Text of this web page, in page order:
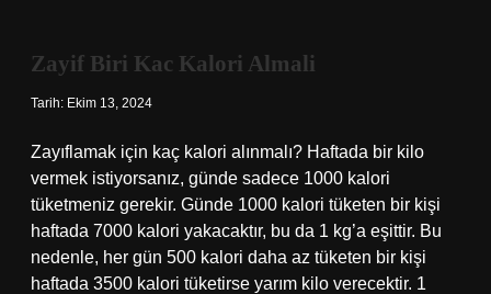
Zayif Biri Kac Kalori Almali
Tarih: Ekim 13, 2024
Zayıflamak için kaç kalori alınmalı? Haftada bir kilo
vermek istiyorsanız, günde sadece 1000 kalori
tüketmeniz gerekir. Günde 1000 kalori tüketen bir kişi
haftada 7000 kalori yakacaktır, bu da 1 kg’a eşittir. Bu
nedenle, her gün 500 kalori daha az tüketen bir kişi
haftada 3500 kalori tüketirse yarım kilo verecektir. 1